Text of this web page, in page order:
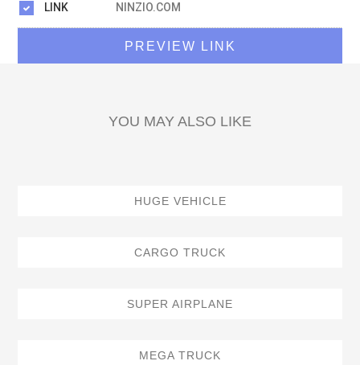
LINK NINZIO.COM
PREVIEW LINK
YOU MAY ALSO LIKE
HUGE VEHICLE
CARGO TRUCK
SUPER AIRPLANE
MEGA TRUCK